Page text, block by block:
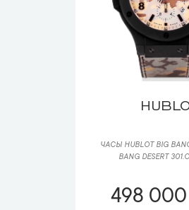
ЧАСЫ HUBLOT BIG
BANG DESERT
498 000